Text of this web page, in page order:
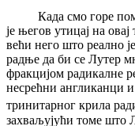
Када смо горе
је његов утицај на
већи него што реално
радње да би се Лутер
фракцијом радикалне
несрећни англиканци
тринитарног крила
захваљујући томе што